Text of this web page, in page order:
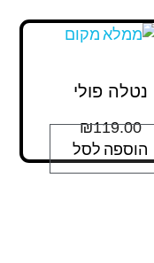
נטלה פולי
₪119.00
הוספה לסל